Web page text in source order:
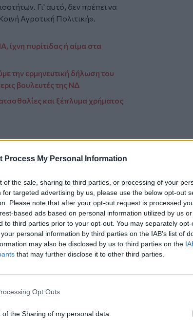
Process My Personal Information
of the sale, sharing to third parties, or processing of your
for targeted advertising by us, please use the below opt-out
Please note that after your opt-out request is processed
based ads based on personal information utilized by us
to third parties prior to your opt-out. You may separately
personal information by third parties on the IAB’s list of
may also be disclosed by us to third parties on the
that may further disclose it to other third parties.
Opt Outs
the Sharing of my personal data.
Γι' αυτό, δεν πρέπει να
Αγροτική Πολιτική».
ίχνη πυρίτιδας ή αίμα στα
την ερμηνευτική δήλωση του
βουλευτές της ΝΔ
και ξέπλυμα χρήματος
μας στοYouTube